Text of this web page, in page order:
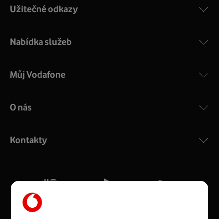
silný signál pro celou domácnost. Kompaktní rozměry 21
Více o COMPAL CH7465VF
Rozměry modemu jsou 16 x 22 x 7,5 cm (včetně stojánku)
Více o Zyxel VMG8623-T50B
Užitečné odkazy
Nabídka služeb
Můj Vodafone
O nás
Kontakty